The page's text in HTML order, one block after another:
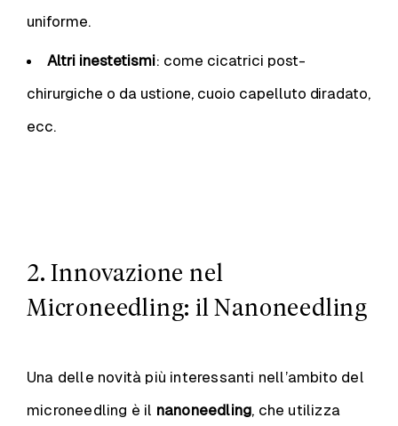
uniforme.
Altri inestetismi: come cicatrici post-
chirurgiche o da ustione, cuoio capelluto diradato,
ecc.
2. Innovazione nel
Microneedling: il Nanoneedling
Una delle novità più interessanti nell’ambito del
microneedling è il nanoneedling, che utilizza